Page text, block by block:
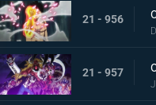
21 - 956
21 - 957